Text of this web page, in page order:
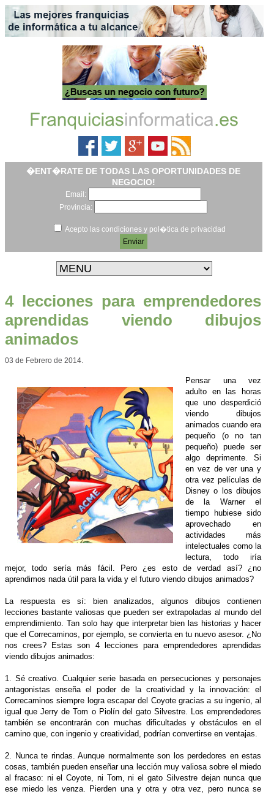
�ENT�RATE DE TODAS LAS OPORTUNIDADES DE
NEGOCIO!
Email:
Provincia:
Acepto las condiciones y pol�tica de privacidad
4 lecciones para emprendedores
aprendidas viendo dibujos
animados
03 de Febrero de 2014.
Pensar una vez
adulto en las horas
que uno desperdició
viendo dibujos
animados cuando era
pequeño (o no tan
pequeño) puede ser
algo deprimente. Si
en vez de ver una y
otra vez películas de
Disney o los dibujos
de la Warner el
tiempo hubiese sido
aprovechado en
actividades más
intelectuales como la
lectura, todo iría
mejor, todo sería más fácil. Pero ¿es esto de verdad así? ¿no
aprendimos nada útil para la vida y el futuro viendo dibujos animados?
La respuesta es sí: bien analizados, algunos dibujos contienen
lecciones bastante valiosas que pueden ser extrapoladas al mundo del
emprendimiento. Tan solo hay que interpretar bien las historias y hacer
que el Correcaminos, por ejemplo, se convierta en tu nuevo asesor. ¿No
nos crees? Estas son 4 lecciones para emprendedores aprendidas
viendo dibujos animados:
1. Sé creativo. Cualquier serie basada en persecuciones y personajes
antagonistas enseña el poder de la creatividad y la innovación: el
Correcaminos siempre logra escapar del Coyote gracias a su ingenio, al
igual que Jerry de Tom o Piolín del gato Silvestre. Los emprendedores
también se encontrarán con muchas dificultades y obstáculos en el
camino que, con ingenio y creatividad, podrían convertirse en ventajas.
2. Nunca te rindas. Aunque normalmente son los perdedores en estas
cosas, también pueden enseñar una lección muy valiosa sobre el miedo
al fracaso: ni el Coyote, ni Tom, ni el gato Silvestre dejan nunca que
ese miedo les venza. Pierden una y otra y otra vez, pero nunca se